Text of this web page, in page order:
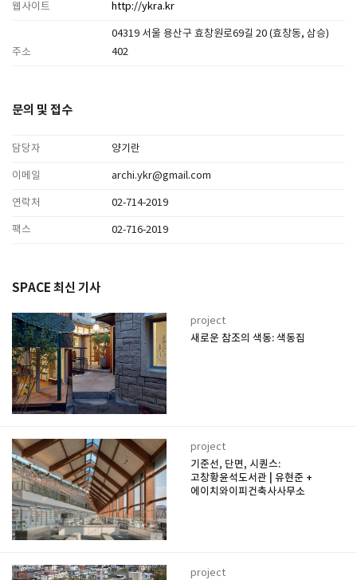
웹사이트 http://ykra.kr
주소
04319 서울 용산구 효창원로69길 20 (효창동, 삼승)
402
문의 및 접수
담당자 양기란
이메일 archi.ykr@gmail.com
연락처 02-714-2019
팩스 02-716-2019
SPACE 최신 기사
project
새로운 참조의 색동: 색동집
project
기준선, 단면, 시퀀스:
고창황윤석도서관 | 유현준 +
에이치와이피건축사사무소
project